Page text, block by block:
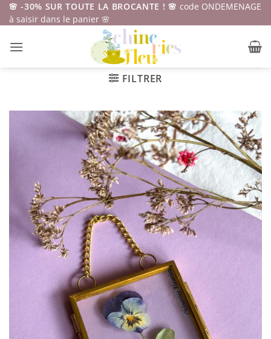
Passer
au
🌸 -30% SUR TOUTE LA BROCANTE ! 🌸 code ONDEMENAGE
à saisir dans le panier 🌸
FILTRER